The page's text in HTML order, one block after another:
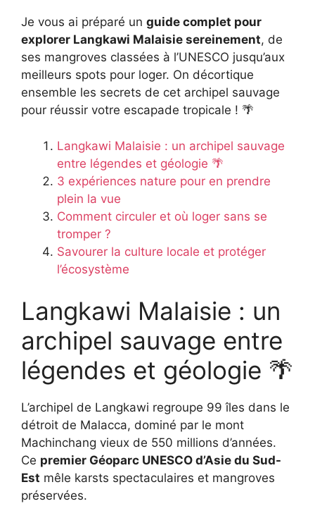
Je vous ai préparé un guide complet pour
explorer Langkawi Malaisie sereinement, de
ses mangroves classées à l’UNESCO jusqu’aux
meilleurs spots pour loger. On décortique
ensemble les secrets de cet archipel sauvage
pour réussir votre escapade tropicale ! 🌴
Langkawi Malaisie : un archipel sauvage
entre légendes et géologie 🌴
3 expériences nature pour en prendre
plein la vue
Comment circuler et où loger sans se
tromper ?
Savourer la culture locale et protéger
l’écosystème
Langkawi Malaisie : un
archipel sauvage entre
légendes et géologie 🌴
L’archipel de Langkawi regroupe 99 îles dans le
détroit de Malacca, dominé par le mont
Machinchang vieux de 550 millions d’années.
Ce premier Géoparc UNESCO d’Asie du Sud-
Est mêle karsts spectaculaires et mangroves
préservées.